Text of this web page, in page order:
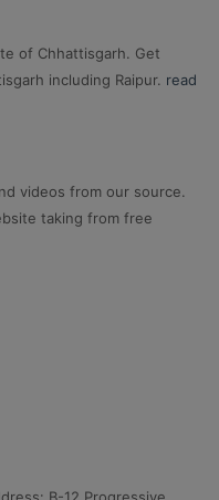
of Chhattisgarh. Get
including Raipur. read
videos from our source.
taking from free
B-12 Progressive